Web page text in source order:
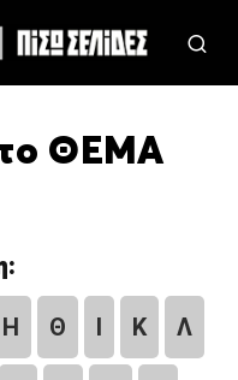
ΘΕΜΑ
Η Θ Ι Κ Λ